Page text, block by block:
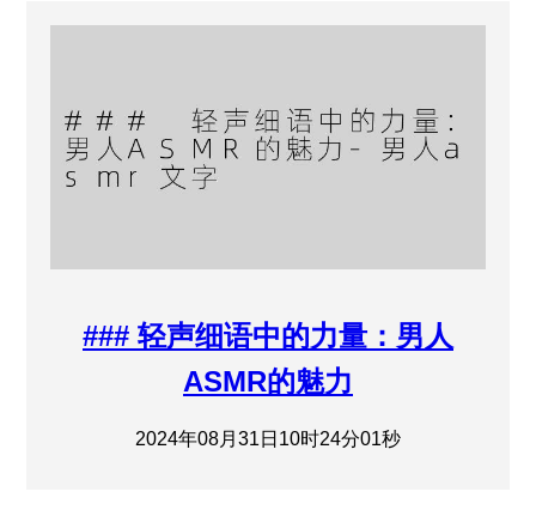
### 轻声细语中的力量：男人
ASMR的魅力
2024年08月31日10时24分01秒